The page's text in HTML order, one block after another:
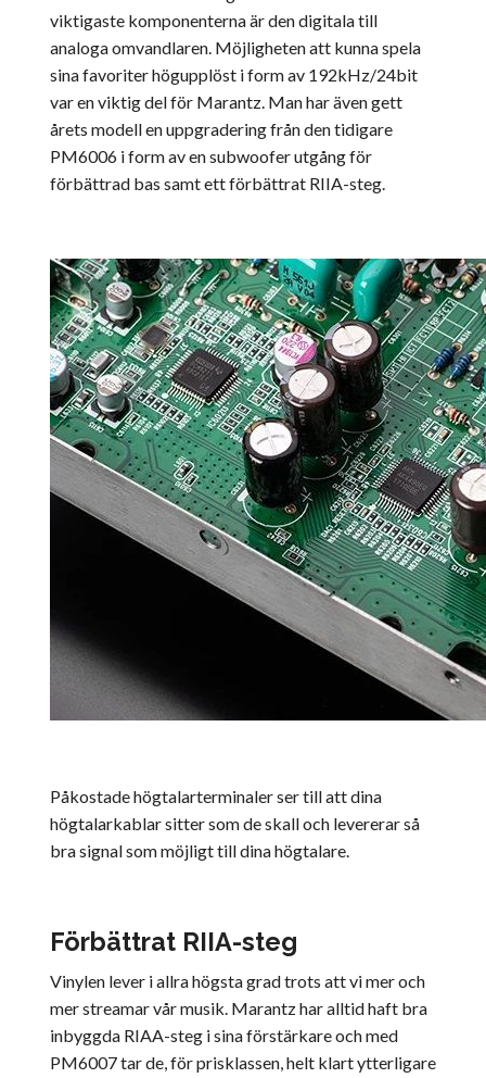
viktigaste komponenterna är den digitala till
analoga omvandlaren. Möjligheten att kunna spela
sina favoriter högupplöst i form av 192kHz/24bit
var en viktig del för Marantz. Man har även gett
årets modell en uppgradering från den tidigare
PM6006 i form av en subwoofer utgång för
förbättrad bas samt ett förbättrat RIIA-steg.
Påkostade högtalarterminaler ser till att dina
högtalarkablar sitter som de skall och levererar så
bra signal som möjligt till dina högtalare.
Förbättrat RIIA-steg
Vinylen lever i allra högsta grad trots att vi mer och
mer streamar vår musik. Marantz har alltid haft bra
inbyggda RIAA-steg i sina förstärkare och med
PM6007 tar de, för prisklassen, helt klart ytterligare